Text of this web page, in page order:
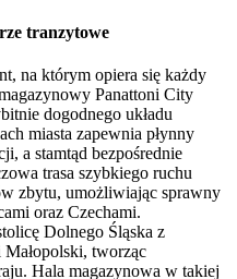
tranzytowe
na którym opiera się każdy
Panattoni City
dogodnego układu
miasta zapewnia płynny
a stamtąd bezpośrednie
trasa szybkiego ruchu
zbytu, umożliwiając sprawny
oraz Czechami.
Dolnego Śląska z
tworząc
Hala magazynowa w takiej